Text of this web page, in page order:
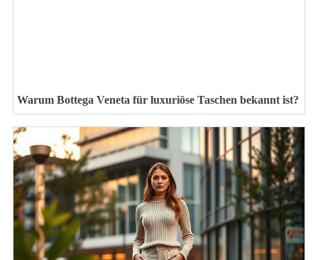
Warum Bottega Veneta für luxuriöse Taschen bekannt ist?